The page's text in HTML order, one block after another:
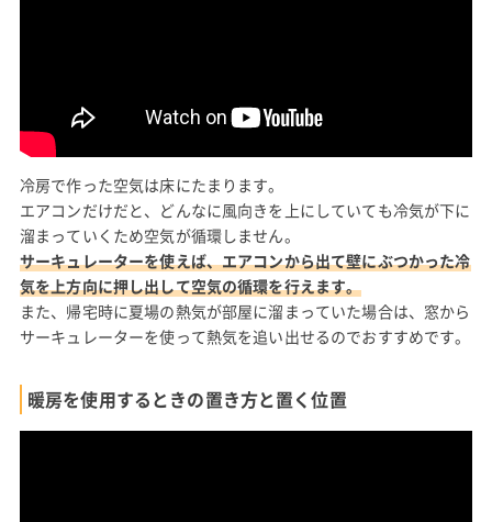
冷房で作った空気は床にたまります。
エアコンだけだと、どんなに風向きを上にしていても冷気が下に
溜まっていくため空気が循環しません。
サーキュレーターを使えば、エアコンから出て壁にぶつかった冷
気を上方向に押し出して空気の循環を行えます。
また、帰宅時に夏場の熱気が部屋に溜まっていた場合は、窓から
サーキュレーターを使って熱気を追い出せるのでおすすめです。
暖房を使用するときの置き方と置く位置